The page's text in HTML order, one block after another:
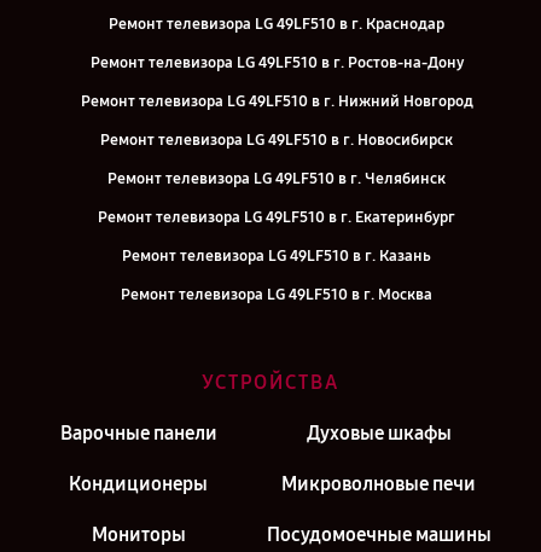
Ремонт телевизора LG 49LF510 в г. Краснодар
Ремонт телевизора LG 49LF510 в г. Ростов-на-Дону
Ремонт телевизора LG 49LF510 в г. Нижний Новгород
Ремонт телевизора LG 49LF510 в г. Новосибирск
Ремонт телевизора LG 49LF510 в г. Челябинск
Ремонт телевизора LG 49LF510 в г. Екатеринбург
Ремонт телевизора LG 49LF510 в г. Казань
Ремонт телевизора LG 49LF510 в г. Москва
УСТРОЙСТВА
Варочные панели Духовые шкафы
Кондиционеры Микроволновые печи
Мониторы Посудомоечные машины